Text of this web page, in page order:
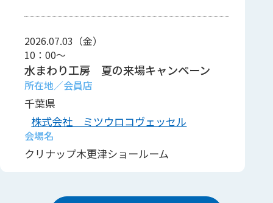
2026.07.03（金）
10：00～
水まわり工房 夏の来場キャンペーン
千葉県
株式会社 ミツウロコヴェッセル
クリナップ木更津ショールーム